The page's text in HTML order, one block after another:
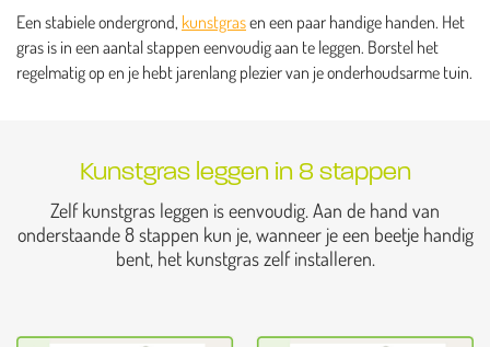
Een stabiele ondergrond, kunstgrasen een paar handige handen. Het
gras is in een aantal stappen eenvoudig aan te leggen. Borstel het
regelmatig op en je hebt jarenlang plezier van je onderhoudsarme tuin.
Kunstgras leggen in 8 stappen
Zelf kunstgras leggen is eenvoudig. Aan de hand van
onderstaande 8 stappen kun je, wanneer je een beetje handig
bent, het kunstgras zelf installeren.